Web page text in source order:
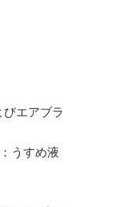
エアブラ
うすめ液